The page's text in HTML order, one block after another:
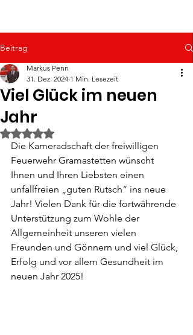
Beitrag
Viel Glück im neuen
Jahr
Markus Penn
31. Dez. 2024 1 Min. Lesezeit
Mit NaN von 5 Sternen bewertet.
Die Kameradschaft der freiwilligen
Feuerwehr Gramastetten wünscht
Ihnen und Ihren Liebsten einen
unfallfreien „guten Rutsch“ ins neue
Jahr! Vielen Dank für die fortwährende
Unterstützung zum Wohle der
Allgemeinheit unseren vielen
Freunden und Gönnern und viel Glück,
Erfolg und vor allem Gesundheit im
neuen Jahr 2025!